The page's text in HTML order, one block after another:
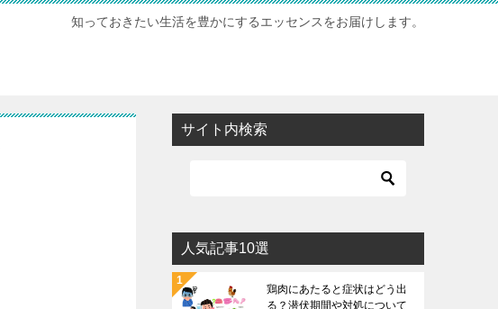
知っておきたい生活を豊かにするエッセンスをお届けします。
サイト内検索
人気記事10選
鶏肉にあたると症状はどう出
る？潜伏期間や対処について